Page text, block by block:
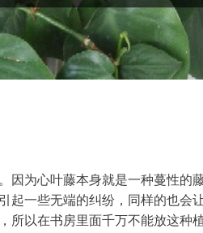
因为心叶藤本身就是一种蔓性的
起一些无端的纠纷，同样的也会
所以在书房里面千万不能放这种